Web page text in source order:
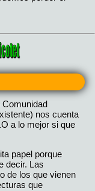
Comunidad
nos cuenta
a lo mejor si que
papel porque
decir. Las
de los que vienen
que